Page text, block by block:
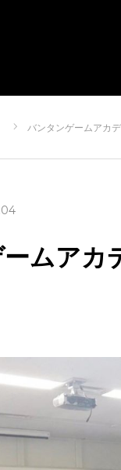
バンタンゲームアカ
ムアカ